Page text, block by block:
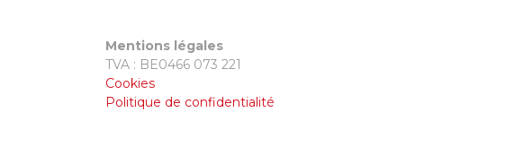
Mentions légales
TVA : BE0466 073 221
Cookies
Politique de confidentialité